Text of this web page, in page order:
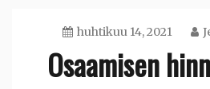
huhtikuu 14, 2021
Osaamisen